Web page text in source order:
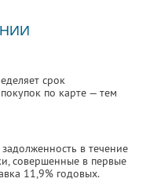
срок
по карте — тем
в течение
совершенные в первые
11,9% годовых.